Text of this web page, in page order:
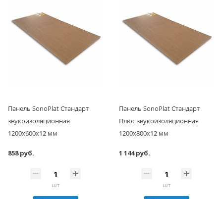
Панель SonoPlat Стандарт
звукоизоляционная
1200х600х12 мм
858 руб.
шт
Панель SonoPlat Стандарт
Плюс звукоизоляционная
1200х800х12 мм
1 144 руб.
шт